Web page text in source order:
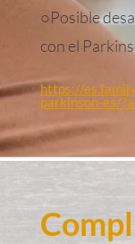
○Posible
con el
https://
parkinson-es/